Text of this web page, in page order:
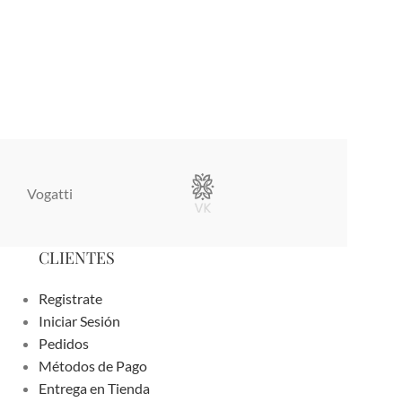
Vogatti
CLIENTES
Registrate
Iniciar Sesión
Pedidos
Métodos de Pago
Entrega en Tienda